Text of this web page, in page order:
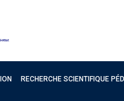
RECHERCHE SCIENTIFIQUE